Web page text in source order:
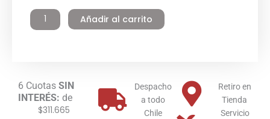
Eléctrico
Industrial
Inoxidable
Winter
cantidad
Añadir al carrito
6 Cuotas SIN
INTERÉS: de
$311.665
Despacho
a todo
Chile
Retiro en
Tienda
Servicio